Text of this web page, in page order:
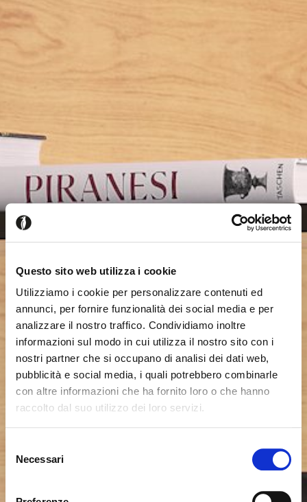
Questo sito web utilizza i cookie
Utilizziamo i cookie per personalizzare contenuti ed
annunci, per fornire funzionalità dei social media e per
analizzare il nostro traffico. Condividiamo inoltre
informazioni sul modo in cui utilizza il nostro sito con i
nostri partner che si occupano di analisi dei dati web,
pubblicità e social media, i quali potrebbero combinarle
con altre informazioni che ha fornito loro o che hanno
raccolto dal suo utilizzo dei loro servizi.
delNecessari
Seems like you’re browsing from Close
International. Would you like to switch to the site in